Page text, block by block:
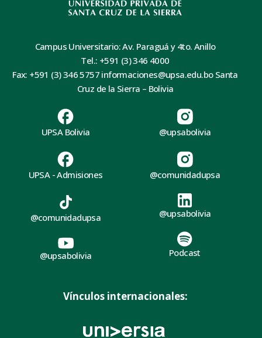
Campus Universitario: Av. Paraguá y 4to. Anillo
Tel.: +591 (3) 346 4000
Fax: +591 (3) 346 5757 informaciones@upsa.edu.bo Santa
Cruz de la Sierra – Bolivia
UPSA Bolivia
UPSA - Admisiones
@upsabolivia
@comunidadupsa
@comunidadupsa
@upsabolivia
@upsabolivia
Podcast
Vínculos internacionales: